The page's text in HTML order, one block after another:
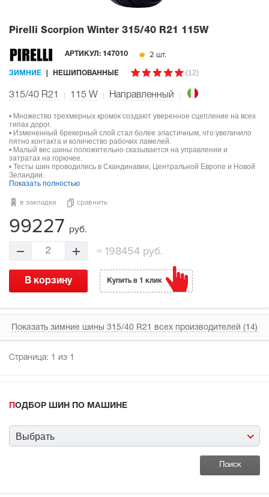
Pirelli Scorpion Winter 315/40 R21 115W
АРТИКУЛ: 147010 2 шт.
ЗИМНИЕ НЕШИПОВАННЫЕ (12)
315/40 R21 115 W Направленный
• Множество трехмерных кромок создают уверенное сцепление на всех
типах дорог.
• Измененный брекерный слой стал более эластичным, что увеличило
пятно контакта и количество рабочих ламелей.
• Малый вес шины положительно сказывается на управлении и
затратах на горючее.
• Тесты шин проводились в Скандинавии, Центральной Европе и Новой
Зеландии.
Показать полностью
в закладки сравнить
99227 руб.
2 =198454 руб.
В корзину Купить в 1 клик
Показать зимние шины 315/40 R21 всех производителей (14)
Страница: 1 из 1
ПОДБОР ШИН ПО МАШИНЕ
Выбрать